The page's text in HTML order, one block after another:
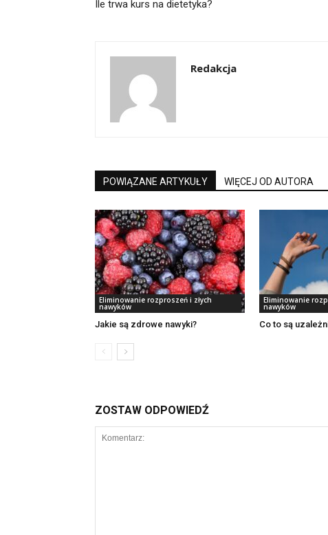
Ile trwa kurs na dietetyka?
Redakcja
POWIĄZANE ARTYKUŁY WIĘCEJ OD AUTORA
Eliminowanie rozproszeń i złych
nawyków
Jakie są zdrowe nawyki?
Eliminowanie
nawyków
Co to są
ZOSTAW ODPOWIEDŹ